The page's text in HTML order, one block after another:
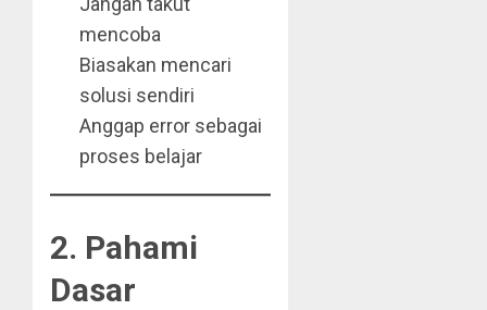
mencoba
Biasakan mencari
solusi sendiri
Anggap error sebagai
proses belajar
2. Pahami
Dasar